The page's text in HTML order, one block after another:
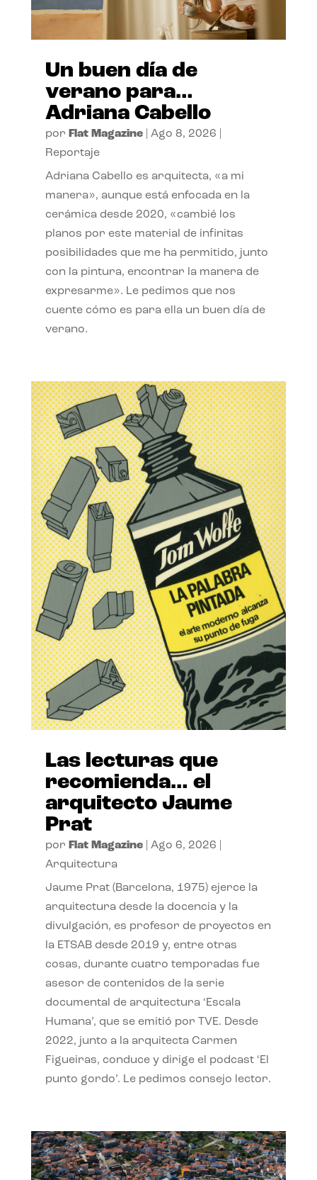
Un buen día de
verano para…
Adriana Cabello
por Flat Magazine| Ago 8, 2026
Reportaje
Adriana Cabello es arquitecta, «a mi
manera», aunque está enfocada en la
cerámica desde 2020, «cambié los
planos por este material de infinitas
posibilidades que me ha permitido, junto
con la pintura, encontrar la manera de
expresarme». Le pedimos que nos
cuente cómo es para ella un buen día de
verano.
Las lecturas que
recomienda… el
arquitecto Jaume
Prat
por Flat Magazine| Ago 6, 2026
Arquitectura
Jaume Prat (Barcelona, 1975) ejerce la
arquitectura desde la docencia y la
divulgación, es profesor de proyectos en
la ETSAB desde 2019 y, entre otras
cosas, durante cuatro temporadas fue
asesor de contenidos de la serie
documental de arquitectura ‘Escala
Humana’, que se emitió por TVE. Desde
2022, junto a la arquitecta Carmen
Figueiras, conduce y dirige el podcast ‘El
punto gordo’. Le pedimos consejo lector.